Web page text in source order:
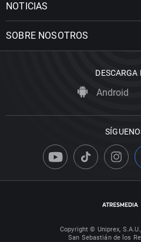
NOTICIAS
SOBRE NOSOTROS
DESCARGA
Android
Copyright © Uniprex,
San Sebastián de los